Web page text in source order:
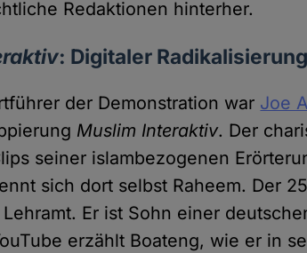
Redaktionen hinterher.
: Digitaler
der Demonstration war Joe
Muslim Interaktiv. Der
seiner islambezogenen
sich dort selbst Raheem. Der
Er ist Sohn einer
erzählt Boateng, wie er in